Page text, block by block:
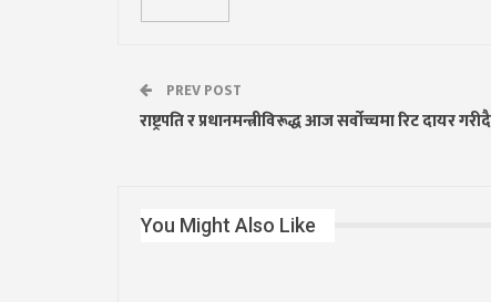
PREV POST
राष्ट्रपति र प्रधानमन्त्रीविरूद्ध आज सर्वोच्चमा रिट दायर गरीदै
You Might Also Like